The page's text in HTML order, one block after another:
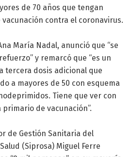
de 70 años que tengan
contra el coronavirus.
María Nadal, anunció que “se
y remarcó que “es un
tercera dosis adicional que
a mayores de 50 con esquema
Tiene que ver con
de vacunación”.
de Gestión Sanitaria del
(Siprosa) Miguel Ferre